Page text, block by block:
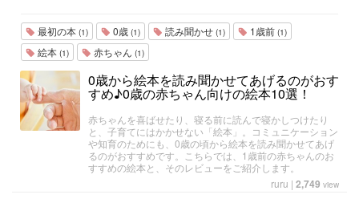
最初の本 (1) 0歳 (1) 読み聞かせ (1) 1歳前 (1)
絵本 (1) 赤ちゃん (1)
0歳から絵本を読み聞かせてあげるのがおす
すめ♪0歳の赤ちゃん向けの絵本10選！
赤ちゃんを喜ばせたり、寝る前に読んで寝かしつけたり
と、子育てにはかかせない「絵本」。コミュニケーション
や知育のためにも、0歳の頃から絵本を読み聞かせてあげ
るのがおすすめです。こちらでは、1歳前の赤ちゃんのお
すすめの絵本と、そのレビューをご紹介します。
ruru | 2,749 view